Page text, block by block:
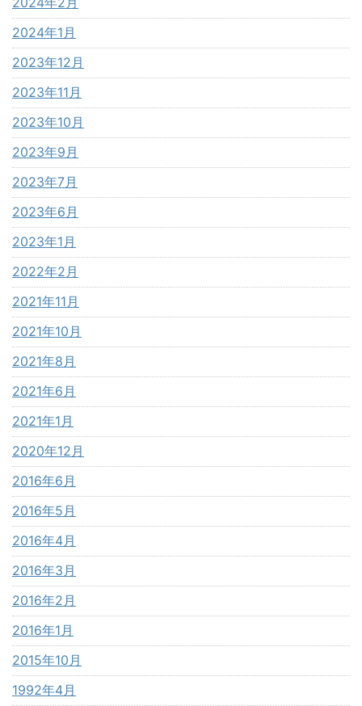
2024年1月
2023年12月
2023年11月
2023年10月
2023年9月
2023年7月
2023年6月
2023年1月
2022年2月
2021年11月
2021年10月
2021年8月
2021年6月
2021年1月
2020年12月
2016年6月
2016年5月
2016年4月
2016年3月
2016年2月
2016年1月
2015年10月
1992年4月